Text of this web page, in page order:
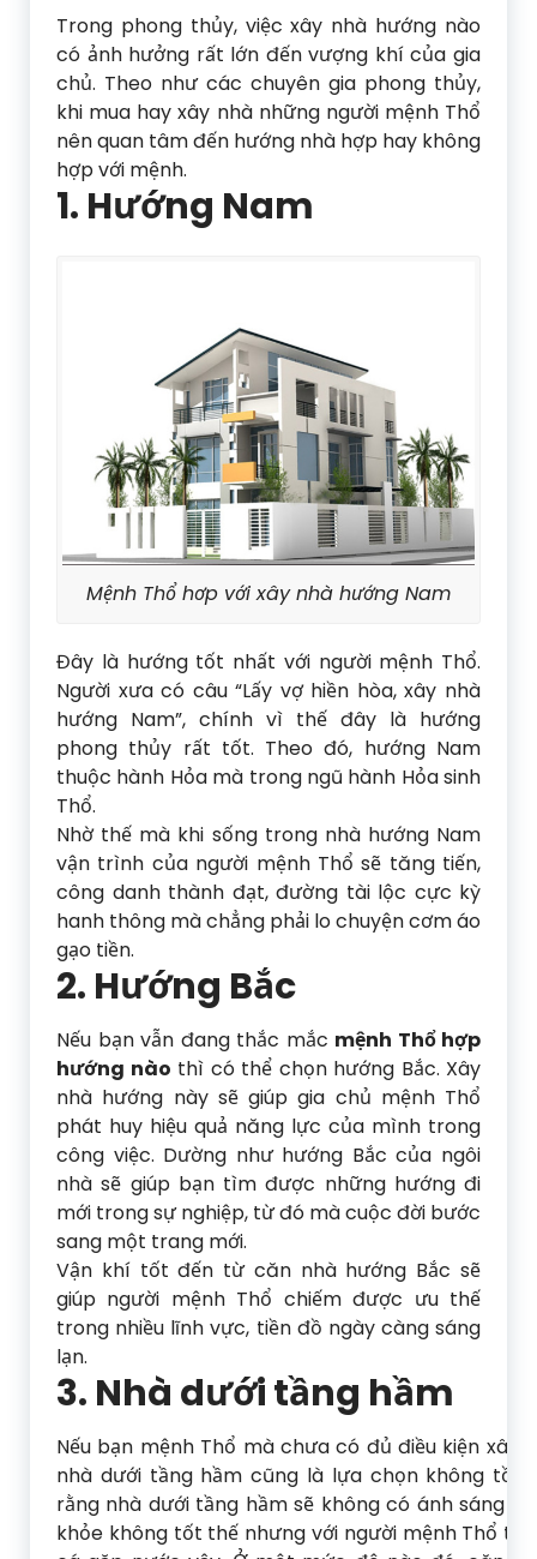
Trong phong thủy, việc xây nhà hướng nào
có ảnh hưởng rất lớn đến vượng khí của gia
chủ. Theo như các chuyên gia phong thủy,
khi mua hay xây nhà những người mệnh Thổ
nên quan tâm đến hướng nhà hợp hay không
hợp với mệnh.
1. Hướng Nam
Mệnh Thổ hơp với xây nhà hướng Nam
Đây là hướng tốt nhất với người mệnh Thổ.
Người xưa có câu “Lấy vợ hiền hòa, xây nhà
hướng Nam”, chính vì thế đây là hướng
phong thủy rất tốt. Theo đó, hướng Nam
thuộc hành Hỏa mà trong ngũ hành Hỏa sinh
Thổ.
Nhờ thế mà khi sống trong nhà hướng Nam
vận trình của người mệnh Thổ sẽ tăng tiến,
công danh thành đạt, đường tài lộc cực kỳ
hanh thông mà chẳng phải lo chuyện cơm áo
gạo tiền.
2. Hướng Bắc
Nếu bạn vẫn đang thắc mắc mệnh Thổ hợp
hướng nào thì có thể chọn hướng Bắc. Xây
nhà hướng này sẽ giúp gia chủ mệnh Thổ
phát huy hiệu quả năng lực của mình trong
công việc. Dường như hướng Bắc của ngôi
nhà sẽ giúp bạn tìm được những hướng đi
mới trong sự nghiệp, từ đó mà cuộc đời bước
sang một trang mới.
Vận khí tốt đến từ căn nhà hướng Bắc sẽ
giúp người mệnh Thổ chiếm được ưu thế
trong nhiều lĩnh vực, tiền đồ ngày càng sáng
lạn.
3. Nhà dưới tầng hầm
Nếu bạn mệnh Thổ mà chưa có đủ điều kiện
nhà dưới tầng hầm cũng là lựa chọn không tồi.
rằng nhà dưới tầng hầm sẽ không có ánh sáng
khỏe không tốt thế nhưng với người mệnh Thổ